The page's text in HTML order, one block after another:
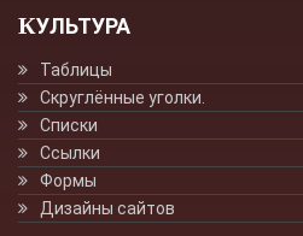
КУЛЬТУРА
Таблицы
Скруглённые уголки.
Списки
Ссылки
Формы
Дизайны сайтов